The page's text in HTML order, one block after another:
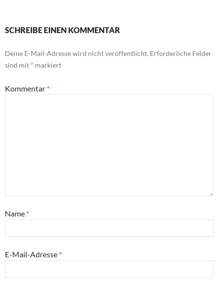
SCHREIBE EINEN KOMMENTAR
Deine E-Mail-Adresse wird nicht veröffentlicht. Erforderliche Felder
sind mit * markiert
Kommentar *
Name *
E-Mail-Adresse *